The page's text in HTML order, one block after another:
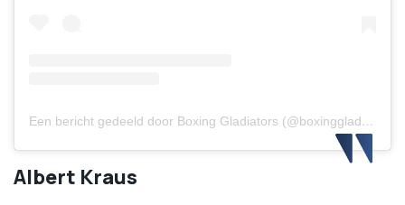
Een bericht gedeeld door Boxing Gladiators (@boxinggladiatorsofficial)
Albert Kraus